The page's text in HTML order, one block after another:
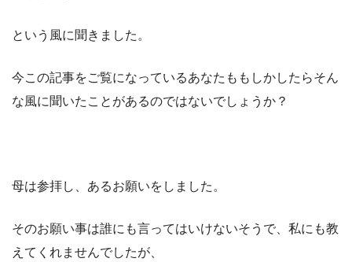
という風に聞きました。
今この記事をご覧になっているあなたももしかしたらそん
な風に聞いたことがあるのではないでしょうか？
母は参拝し、あるお願いをしました。
そのお願い事は誰にも言ってはいけないそうで、私にも教
えてくれませんでしたが、